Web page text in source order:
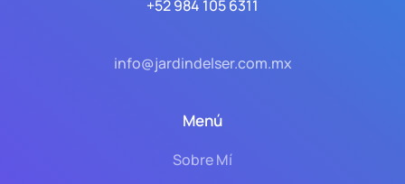
+52 984 105 6311
info@jardindelser.com.mx
Menú
Sobre Mí